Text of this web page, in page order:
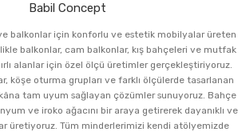
Babil Concept
balkonlar için konforlu ve estetik mobilyalar üreten
balkonlar, cam balkonlar, kış bahçeleri ve mutfak
alanlar için özel ölçü üretimler gerçekleştiriyoruz.
köşe oturma grupları ve farklı ölçülerde tasarlanan
tam uyum sağlayan çözümler sunuyoruz. Bahçe
ve iroko ağacını bir araya getirerek dayanıklı ve
üretiyoruz. Tüm minderlerimizi kendi atölyemizde